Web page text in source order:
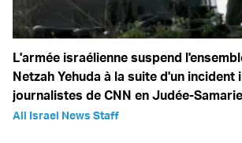
L'armée israélienne suspend
Netzah Yehuda à la suite d'un incident
journalistes de CNN en Judée-Samarie
All Israel News Staff